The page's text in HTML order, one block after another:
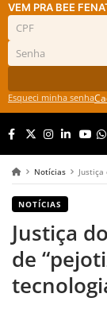
VEM PRA BEE
Esqueci minha senha
Notícias Justiça
NOTÍCIAS
Justiça
de